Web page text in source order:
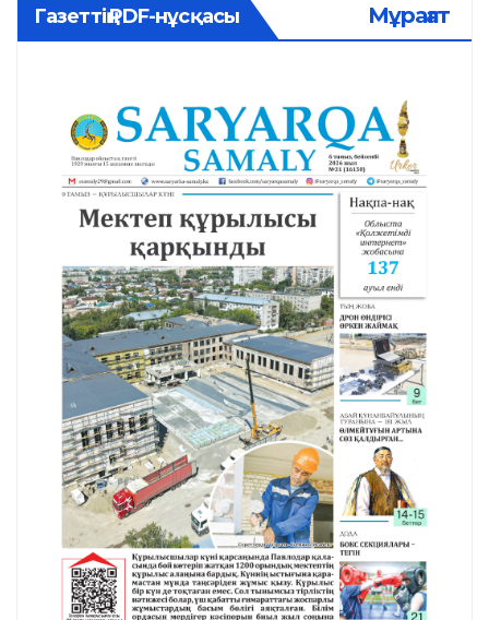
Газеттің PDF-нұсқасы Мұрағат